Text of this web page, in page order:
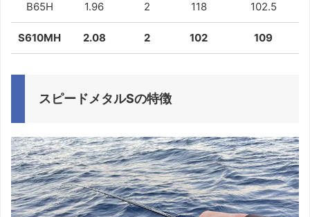
B65H 1.96 2 118 102.5
S610MH 2.08 2 102 109
スピードメタルSの特徴